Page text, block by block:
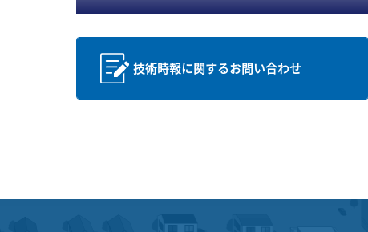
技術時報に関するお問い合わせ